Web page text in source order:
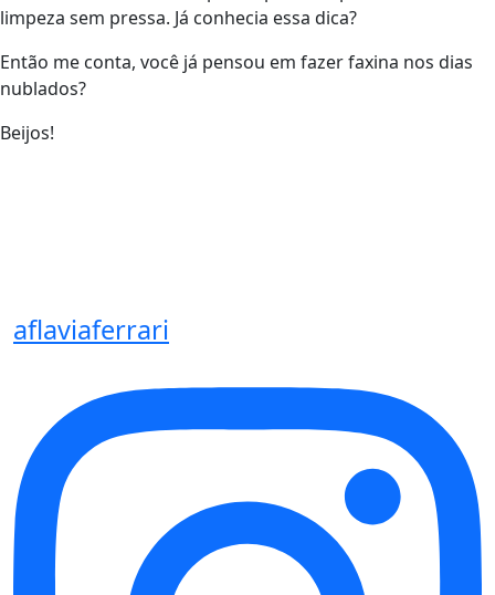
limpeza sem pressa. Já conhecia essa dica?
Então me conta, você já pensou em fazer faxina nos dias
nublados?
Beijos!
aflaviaferrari